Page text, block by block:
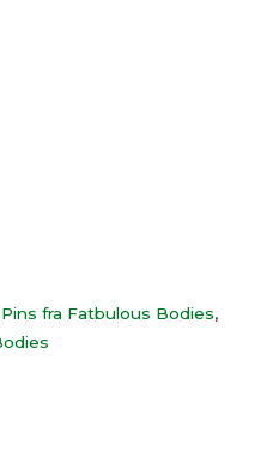
Pins fra Fatbulous Bodies,